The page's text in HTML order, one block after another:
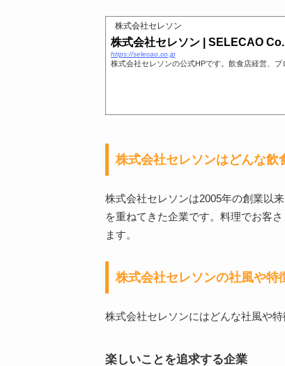
株式会社セレソン
株式会社セレソン | SELECAO
https://selecao.co.jp
株式会社セレソンの公式HPです。飲食店経営、
株式会社セレソンはどんな飲
株式会社セレソンは2005年の創業以
を重ねてきた企業です。料理でお客
ます。
株式会社セレソンの社風や特
株式会社セレソンにはどんな社風や特
楽しいことを追求する企業